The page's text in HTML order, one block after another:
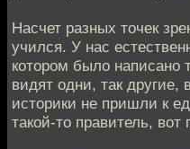
Насчет разных точек
учился. У нас
котором было написано
видят одни, так другие,
историки не пришли к
такой-то правитель,